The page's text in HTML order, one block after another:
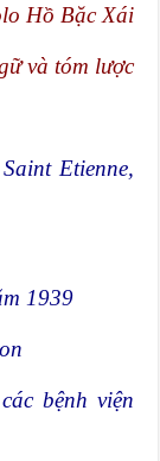
Hồ Bặc Xái
và tóm lược
Etienne,
1939
bệnh viện